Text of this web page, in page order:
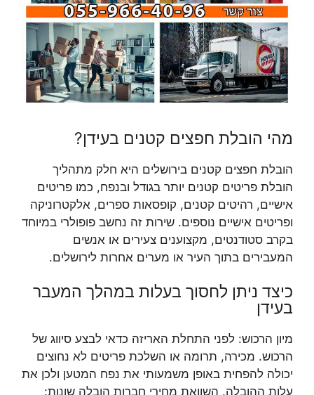
מהי הובלת חפצים קטנים בעידן?
הובלת חפצים קטנים בירושלים היא חלק מתהליך
הובלת פריטים קטנים יותר בגודל ובנפח, כמו פריטים
אישיים, רהיטים קטנים, קופסאות ספרים, אלקטרוניקה
ופריטים אישיים נוספים. שירות זה נחשב פופולרי במיוחד
בקרב סטודנטים, מקצוענים צעירים או אנשים
המעבירים בתוך העיר או מערים אחרות לירושלים.
כיצד ניתן לחסוך בעלות במהלך המעבר
בעידן
מיון הרכוש: לפני התחלת האריזה כדאי לבצע סיווג של
הרכוש. מכירה, תרומה או השלכת פריטים לא נחוצים
יכולה להפחית באופן משמעותי את נפח המטען ולכן את
עלות ההובלה. השוואת מחירי חברות הובלה שונות: